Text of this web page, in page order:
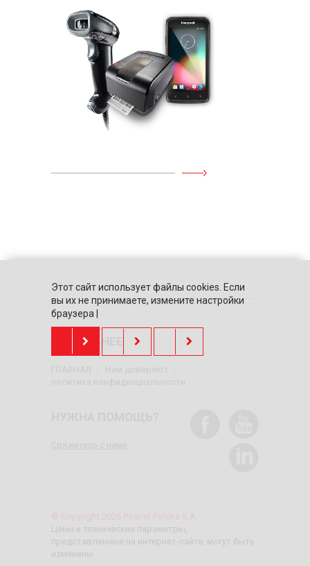
ПОДРОБНЕЕ
Цены и технические параметры,
представленные на интернет-сайте, могут быть
изменены
Этот сайт использует файлы cookies. Если
вы их не принимаете, измените настройки
браузера |